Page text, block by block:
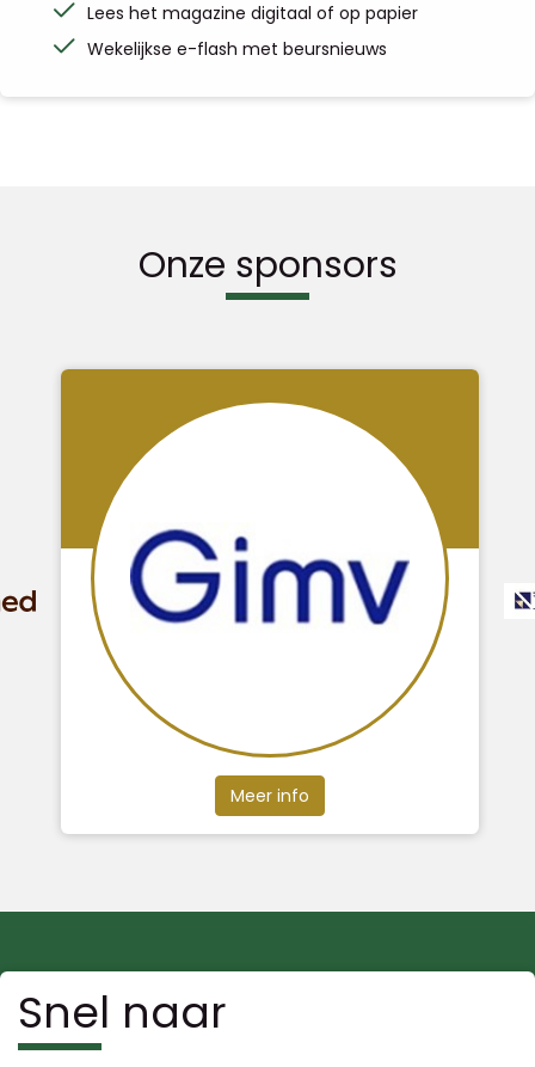
Lees het magazine digitaal of op papier
Wekelijkse e-flash met beursnieuws
Onze sponsors
Meer info
Snel naar